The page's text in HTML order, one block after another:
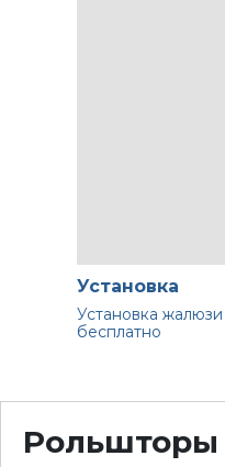
Установка
Установка
бесплатно